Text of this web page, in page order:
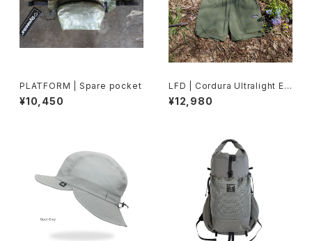
PLATFORM | Spare pocket
¥10,450
LFD | Cordura Ultralight Ea
sy Shorts
¥12,980